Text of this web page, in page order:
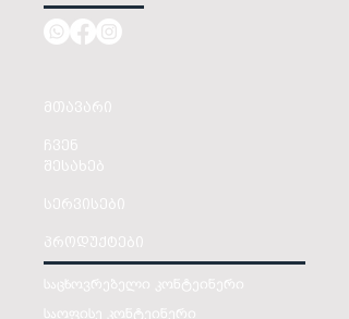
მთავარი
ჩვენ
შესახებ
სერვისები
პროდუქტები
საცხოვრებელი კონტეინერი
საოფისე კონტეინერი